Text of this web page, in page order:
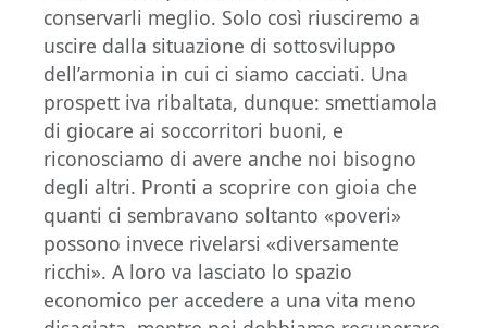
conservarli meglio. Solo così riusciremo a
uscire dalla situazione di sottosviluppo
dell’armonia in cui ci siamo cacciati. Una
prospett iva ribaltata, dunque: smettiamola
di giocare ai soccorritori buoni, e
riconosciamo di avere anche noi bisogno
degli altri. Pronti a scoprire con gioia che
quanti ci sembravano soltanto «poveri»
possono invece rivelarsi «diversamente
ricchi». A loro va lasciato lo spazio
economico per accedere a una vita meno